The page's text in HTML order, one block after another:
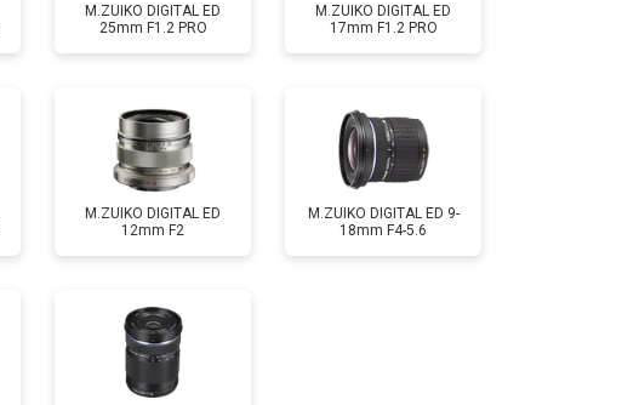
M.ZUIKO DIGITAL ED
25mm F1.2 PRO
M.ZUIKO DIGITAL ED
17mm F1.2 PRO
M.ZUIKO DIGITAL ED
12mm F2
M.ZUIKO DIGITAL ED 9-
18mm F4-5.6